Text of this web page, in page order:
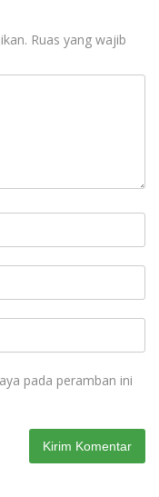
Ruas yang wajib
pada peramban ini